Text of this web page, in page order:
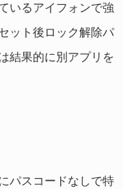
いるアイフォンで強
ット後ロック解除パ
結果的に別アプリを
パスコードなしで特